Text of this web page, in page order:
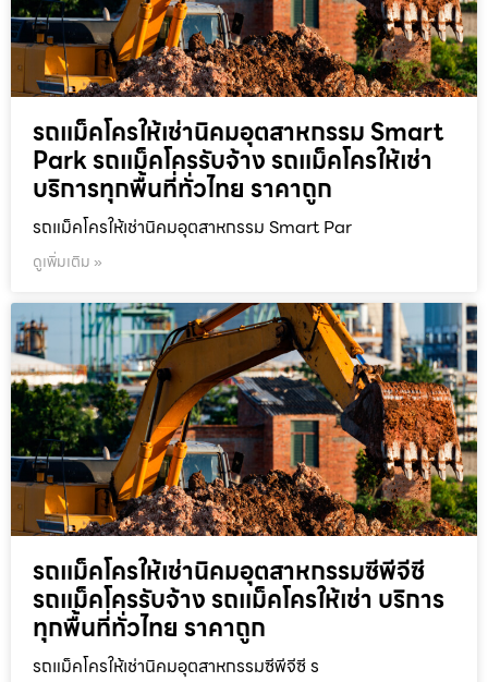
รถแม็คโครให้เช่านิคมอุตสาหกรรม Smart
Park รถแม็คโครรับจ้าง รถแม็คโครให้เช่า
บริการทุกพื้นที่ทั่วไทย ราคาถูก
รถแม็คโครให้เช่านิคมอุตสาหกรรม Smart Par
ดูเพิ่มเติม »
รถแม็คโครให้เช่านิคมอุตสาหกรรมซีพีจีซี
รถแม็คโครรับจ้าง รถแม็คโครให้เช่า บริการ
ทุกพื้นที่ทั่วไทย ราคาถูก
รถแม็คโครให้เช่านิคมอุตสาหกรรมซีพีจีซี ร